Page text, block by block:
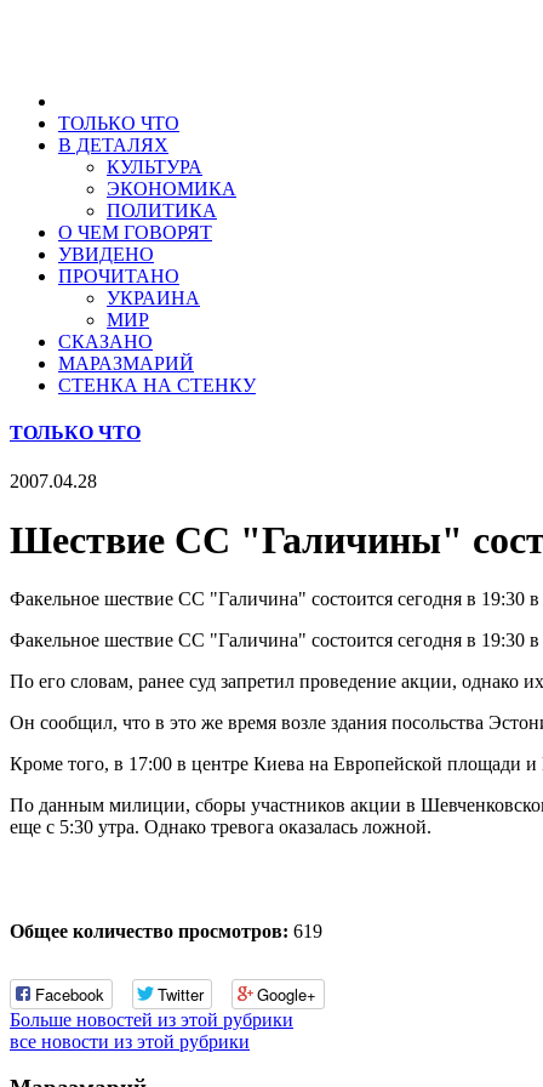
ТОЛЬКО ЧТО
В ДЕТАЛЯХ
КУЛЬТУРА
ЭКОНОМИКА
ПОЛИТИКА
О ЧЕМ ГОВОРЯТ
УВИДЕНО
ПРОЧИТАНО
УКРАИНА
МИР
СКАЗАНО
МАРАЗМАРИЙ
СТЕНКА НА СТЕНКУ
ТОЛЬКО ЧТО
2007.04.28
Шествие СС "Галичины"
Факельное шествие СС "Галичина" состоится сегодня в 19:30
Факельное шествие СС "Галичина" состоится сегодня в
По его словам, ранее суд запретил проведение акции, однако
Он сообщил, что в это же время возле здания посольства
Кроме того, в 17:00 в центре Киева на Европейской площади
По данным милиции, сборы участников акции в
еще с 5:30 утра. Однако тревога оказалась ложной.
Общее количество просмотров: 619
Facebook Twitter Google+
Больше новостей из этой рубрики
все новости из этой рубрики